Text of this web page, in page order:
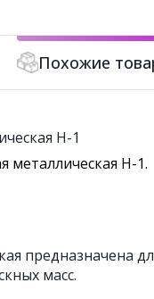
Похожие
Н-1
металлическая Н-1.
предназначена
масс.